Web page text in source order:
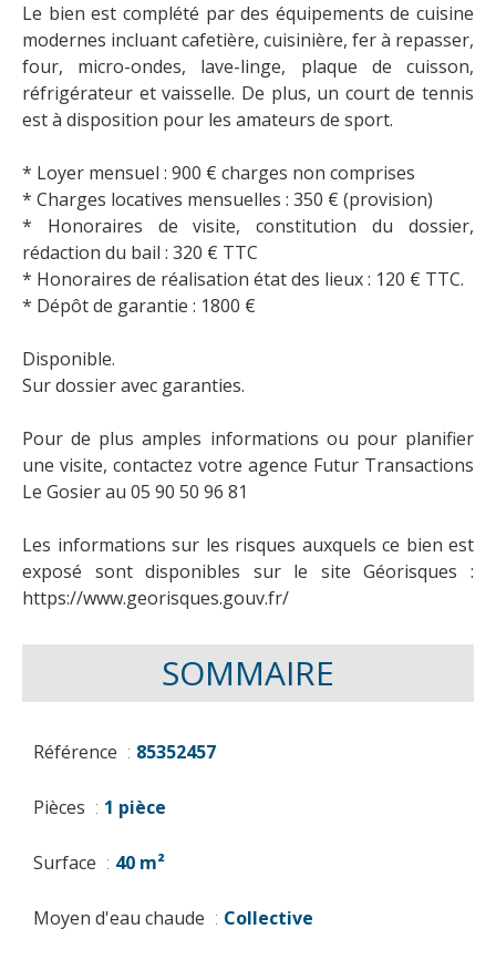
Le bien est complété par des équipements de cuisine
modernes incluant cafetière, cuisinière, fer à repasser,
four, micro-ondes, lave-linge, plaque de cuisson,
réfrigérateur et vaisselle. De plus, un court de tennis
est à disposition pour les amateurs de sport.
* Loyer mensuel : 900 € charges non comprises
* Charges locatives mensuelles : 350 € (provision)
* Honoraires de visite, constitution du dossier,
rédaction du bail : 320 € TTC
* Honoraires de réalisation état des lieux : 120 € TTC.
* Dépôt de garantie : 1800 €
Disponible.
Sur dossier avec garanties.
Pour de plus amples informations ou pour planifier
une visite, contactez votre agence Futur Transactions
Le Gosier au 05 90 50 96 81
Les informations sur les risques auxquels ce bien est
exposé sont disponibles sur le site Géorisques :
https://www.georisques.gouv.fr/
SOMMAIRE
Référence 85352457
Pièces 1 pièce
Surface 40 m²
Moyen d'eau chaude Collective